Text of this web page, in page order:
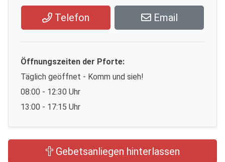
Telefon Email
Öffnungszeiten der Pforte:
Täglich geöffnet - Komm und sieh!
08:00 - 12:30 Uhr
13:00 - 17:15 Uhr
Gebetsanliegen hinterlassen